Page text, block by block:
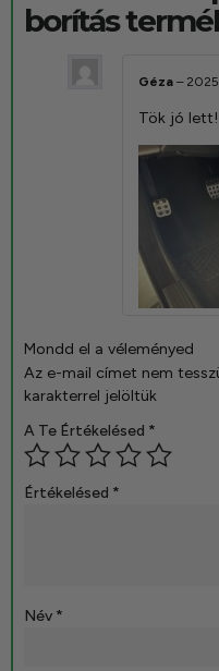
borítás
Géza–
Tök jó lett!
Mondd el a véleményed
Az e-mail címet nem
karakterrel jelöltük
A Te Értékelésed *
Értékelésed *
Név *